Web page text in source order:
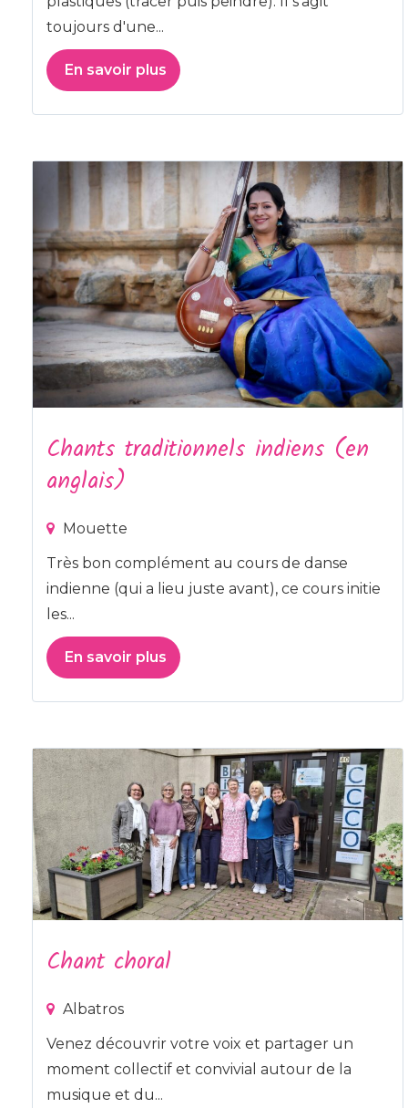
toujours d'une...
En savoir plus
Chants traditionnels indiens (en
anglais)
Mouette
Très bon complément au cours de danse
indienne (qui a lieu juste avant), ce cours initie
les...
En savoir plus
Chant choral
Albatros
Venez découvrir votre voix et partager un
moment collectif et convivial autour de la
musique et du...